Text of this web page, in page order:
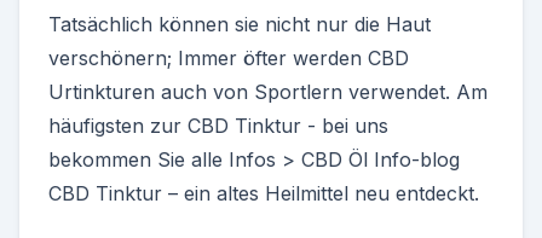
Tatsächlich können sie nicht nur die Haut
verschönern; Immer öfter werden CBD
Urtinkturen auch von Sportlern verwendet. Am
häufigsten zur CBD Tinktur - bei uns
bekommen Sie alle Infos > CBD Öl Info-blog
CBD Tinktur – ein altes Heilmittel neu entdeckt.